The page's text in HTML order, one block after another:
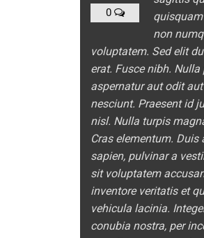
0
non
voluptatem. Sed elit
erat. Fusce nibh.
aspernatur aut odit
nesciunt. Praesent id
nisl. Nulla turpis
Cras elementum.
sapien, pulvinar a
sit voluptatem
inventore veritatis et
vehicula lacinia.
conubia nostra, per